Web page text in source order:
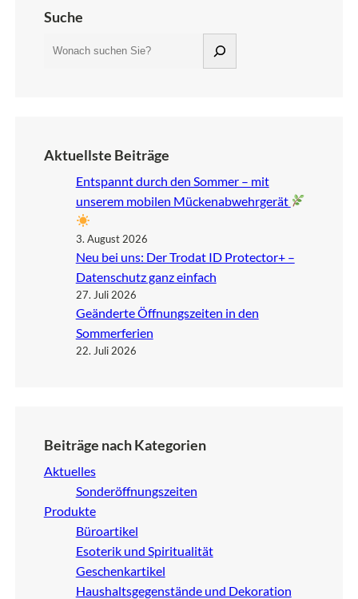
Suche
Aktuellste Beiträge
Entspannt durch den Sommer – mit
unserem mobilen Mückenabwehrgerät
3. August 2026
Neu bei uns: Der Trodat ID Protector+ –
Datenschutz ganz einfach
27. Juli 2026
Geänderte Öffnungszeiten in den
Sommerferien
22. Juli 2026
Beiträge nach Kategorien
Aktuelles
Sonderöffnungszeiten
Produkte
Büroartikel
Esoterik und Spiritualität
Geschenkartikel
Haushaltsgegenstände und Dekoration